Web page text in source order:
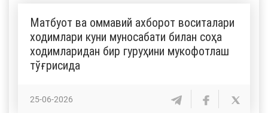
Матбуот ва оммавий ахборот воситалари
ходимлари куни муносабати билан соҳа
ходимларидан бир гуруҳини мукофотлаш
тўғрисида
25-06-2026